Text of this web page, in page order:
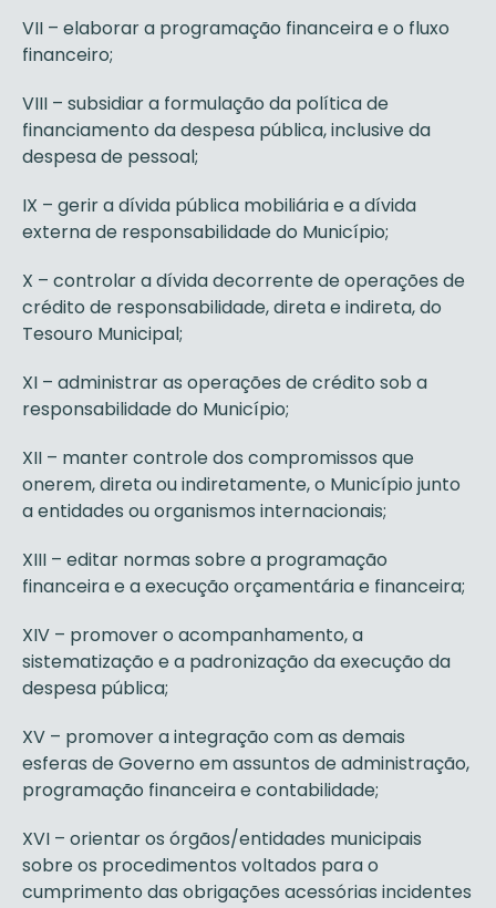
VII – elaborar a programação financeira e o fluxo
financeiro;
VIII – subsidiar a formulação da política de
financiamento da despesa pública, inclusive da
despesa de pessoal;
IX – gerir a dívida pública mobiliária e a dívida
externa de responsabilidade do Município;
X – controlar a dívida decorrente de operações de
crédito de responsabilidade, direta e indireta, do
Tesouro Municipal;
XI – administrar as operações de crédito sob a
responsabilidade do Município;
XII – manter controle dos compromissos que
onerem, direta ou indiretamente, o Município junto
a entidades ou organismos internacionais;
XIII – editar normas sobre a programação
financeira e a execução orçamentária e financeira;
XIV – promover o acompanhamento, a
sistematização e a padronização da execução da
despesa pública;
XV – promover a integração com as demais
esferas de Governo em assuntos de administração,
programação financeira e contabilidade;
XVI – orientar os órgãos/entidades municipais
sobre os procedimentos voltados para o
cumprimento das obrigações acessórias incidentes